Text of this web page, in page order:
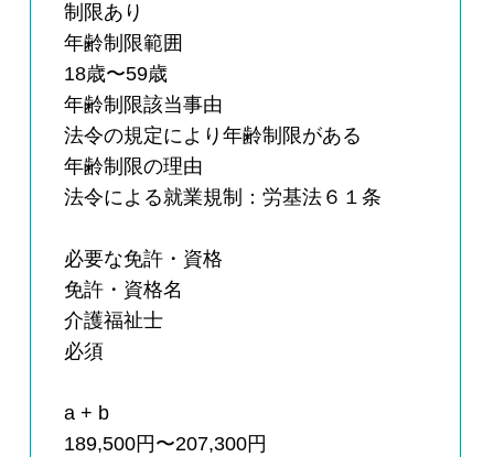
制限あり
年齢制限範囲
18歳〜59歳
年齢制限該当事由
法令の規定により年齢制限がある
年齢制限の理由
法令による就業規制：労基法６１条
必要な免許・資格
免許・資格名
介護福祉士
必須
a + b
189,500円〜207,300円